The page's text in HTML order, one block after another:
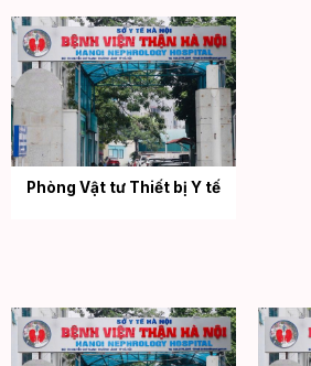
Phòng Vật tư Thiết bị Y tế